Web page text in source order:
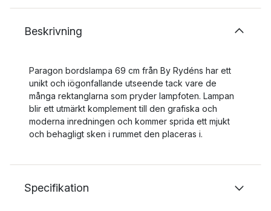
Beskrivning
Paragon bordslampa 69 cm från By Rydéns har ett
unikt och iögonfallande utseende tack vare de
många rektanglarna som pryder lampfoten. Lampan
blir ett utmärkt komplement till den grafiska och
moderna inredningen och kommer sprida ett mjukt
och behagligt sken i rummet den placeras i.
Specifikation